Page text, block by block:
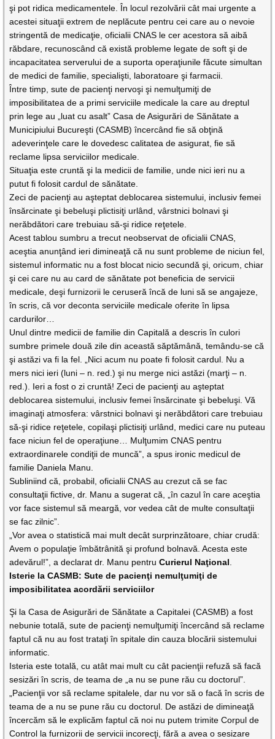
şi pot ridica medicamentele. În locul rezolvării cât mai urgente a
acestei situaţii extrem de neplăcute pentru cei care au o nevoie
stringentă de medicaţie, oficialii CNAS le cer acestora să aibă
răbdare, recunoscând că există probleme legate de soft şi de
incapacitatea serverului de a suporta operaţiunile făcute simultan
de medici de familie, specialişti, laboratoare şi farmacii.
Între timp, sute de pacienţi nervoşi şi nemulţumiţi de
imposibilitatea de a primi serviciile medicale la care au dreptul
prin lege au „luat cu asalt” Casa de Asigurări de Sănătate a
Municipiului Bucureşti (CASMB) încercând fie să obţină
adeverinţele care le dovedesc calitatea de asigurat, fie să
reclame lipsa serviciilor medicale.
Situaţia este cruntă şi la medicii de familie, unde nici ieri nu a
putut fi folosit cardul de sănătate.
Zeci de pacienţi au aşteptat deblocarea sistemului, inclusiv femei
însărcinate şi bebeluşi plictisiţi urlând, vârstnici bolnavi şi
nerăbdători care trebuiau să-şi ridice reţetele.
Acest tablou sumbru a trecut neobservat de oficialii CNAS,
aceştia anunţând ieri dimineaţă că nu sunt probleme de niciun fel,
sistemul informatic nu a fost blocat nicio secundă şi, oricum, chiar
şi cei care nu au card de sănătate pot beneficia de servicii
medicale, deşi furnizorii le ceruseră încă de luni să se angajeze,
în scris, că vor deconta serviciile medicale oferite în lipsa
cardurilor…
Unul dintre medicii de familie din Capitală a descris în culori
sumbre primele două zile din această săptămână, temându-se că
şi astăzi va fi la fel. „Nici acum nu poate fi folosit cardul. Nu a
mers nici ieri (luni – n. red.) şi nu merge nici astăzi (marţi – n.
red.). Ieri a fost o zi cruntă! Zeci de pacienţi au aşteptat
deblocarea sistemului, inclusiv femei însărcinate şi bebeluşi. Vă
imaginaţi atmosfera: vârstnici bolnavi şi nerăbdători care trebuiau
să-şi ridice reţetele, copilaşi plictisiţi urlând, medici care nu puteau
face niciun fel de operaţiune… Mulţumim CNAS pentru
extraordinarele condiţii de muncă”, a spus ironic medicul de
familie Daniela Manu.
Subliniind că, probabil, oficialii CNAS au crezut că se fac
consultaţii fictive, dr. Manu a sugerat că, „în cazul în care aceştia
vor face sistemul să meargă, vor vedea cât de multe consultaţii
se fac zilnic”.
„Vor avea o statistică mai mult decât surprinzătoare, chiar crudă:
Avem o populaţie îmbătrânită şi profund bolnavă. Acesta este
adevărul!”, a declarat dr. Manu pentruCurierul Naţional
Isterie la CASMB: Sute de pacienţi nemulţumiţi de
imposibilitatea acordării serviciilor
Şi la Casa de Asigurări de Sănătate a Capitalei (CASMB) a fost
nebunie totală, sute de pacienţi nemulţumiţi încercând să reclame
faptul că nu au fost trataţi în spitale din cauza blocării sistemului
informatic.
Isteria este totală, cu atât mai mult cu cât pacienţii refuză să facă
sesizări în scris, de teama de „a nu se pune rău cu doctorul”.
„Pacienţii vor să reclame spitalele, dar nu vor să o facă în scris de
teama de a nu se pune rău cu doctorul. De astăzi de dimineaţă
încercăm să le explicăm faptul că noi nu putem trimite Corpul de
Control la furnizorii de servicii incorecţi, fără a avea o sesizare